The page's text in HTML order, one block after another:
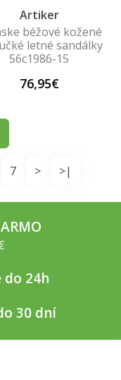
Artiker
béžové kožené
letné sandálky
56c1986-15
76,95€
7 > >|
do 24h
30 dní